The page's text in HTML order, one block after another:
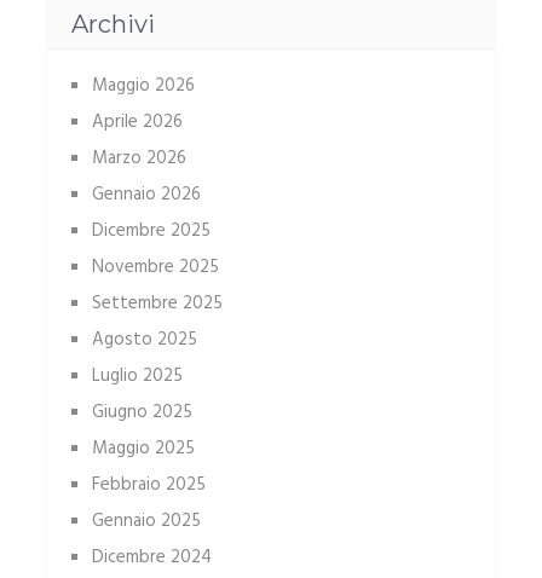
Archivi
Maggio 2026
Aprile 2026
Marzo 2026
Gennaio 2026
Dicembre 2025
Novembre 2025
Settembre 2025
Agosto 2025
Luglio 2025
Giugno 2025
Maggio 2025
Febbraio 2025
Gennaio 2025
Dicembre 2024